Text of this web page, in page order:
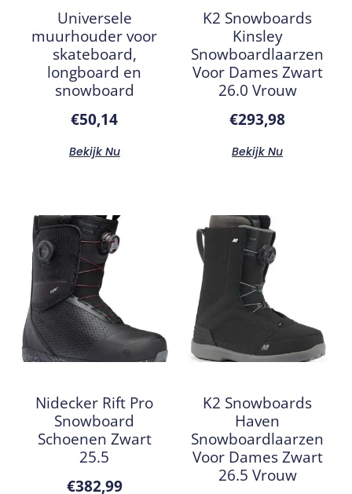
Universele
muurhouder voor
skateboard,
longboard en
snowboard
€50,14
Bekijk Nu
K2 Snowboards
Kinsley
Snowboardlaarzen
Voor Dames Zwart
26.0 Vrouw
€293,98
Bekijk Nu
Nidecker Rift Pro
Snowboard
Schoenen Zwart
25.5
€382,99
K2 Snowboards
Haven
Snowboardlaarzen
Voor Dames Zwart
26.5 Vrouw